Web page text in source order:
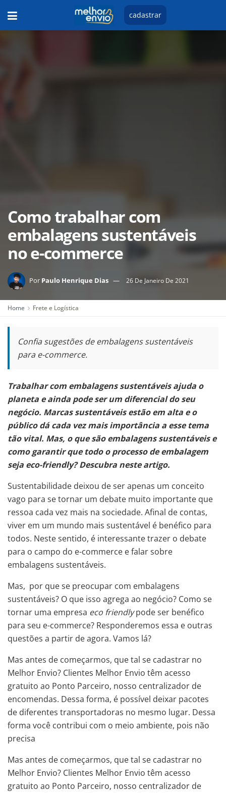
cadastrar
Como trabalhar com
embalagens sustentáveis
no e-commerce
Por Paulo Henrique Dias 26 De Janeiro De 2021
Home Frete e Logística
Confia sugestões de embalagens sustentáveis
para e-commerce.
Trabalhar com embalagens sustentáveis ajuda o
planeta e ainda pode ser um diferencial do seu
negócio. Marcas sustentáveis estão em alta e o
público dá cada vez mais importância a esse tema
tão vital. Mas, o que são embalagens sustentáveis e
como garantir que todo o processo de embalagem
seja eco-friendly? Descubra neste artigo.
Sustentabilidade deixou de ser apenas um conceito
vago para se tornar um debate muito importante que
ressoa cada vez mais na sociedade. Afinal de contas,
viver em um mundo mais sustentável é benéfico para
todos. Neste sentido, é interessante trazer o debate
para o campo do e-commerce e falar sobre
embalagens sustentáveis.
Mas, por que se preocupar com embalagens
sustentáveis? O que isso agrega ao negócio? Como se
tornar uma empresa eco friendlypode ser benéfico
para seu e-commerce? Responderemos essa e outras
questões a partir de agora. Vamos lá?
Mas antes de começarmos, que tal se cadastrar no
Melhor Envio? Clientes Melhor Envio têm acesso
gratuito ao Ponto Parceiro, nosso centralizador de
encomendas. Dessa forma, é possível deixar pacotes
de diferentes transportadoras no mesmo lugar. Dessa
forma você contribui com o meio ambiente, pois não
precisa
Mas antes de começarmos, que tal se cadastrar no
Melhor Envio? Clientes Melhor Envio têm acesso
gratuito ao Ponto Parceiro, nosso centralizador de